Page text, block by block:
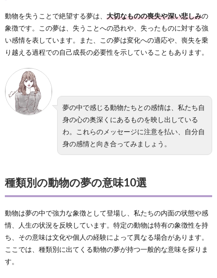
動物を失うことで絶望する夢は、 大切なものの喪失や深い悲しみの
象徴です。この夢は、失うことへの恐れや、失ったものに対する強
い感情を表しています。また、この夢は変化への適応や、喪失を乗
り越える過程での自己成長の必要性を示していることもあります。
夢の中で感じる動物たちとの感情は、私たち自
身の心の奥深くにあるものを映し出している
わ。これらのメッセージに注意を払い、自分自
身の感情と向き合ってみましょう。
種類別の動物の夢の意味10選
動物は夢の中で強力な象徴として登場し、私たちの内面の状態や感
情、人生の状況を反映しています。特定の動物は特有の象徴性を持
ち、その意味は文化や個人の経験によって異なる場合があります。
ここでは、種類別に出てくる動物の夢が持つ一般的な意味を探りま
す。